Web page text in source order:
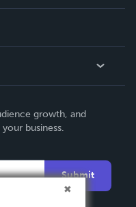
growth, and
business.
Submit